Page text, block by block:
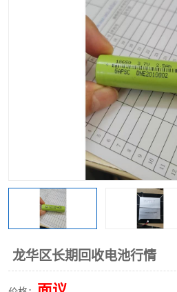
龙华区长期回收电池行情